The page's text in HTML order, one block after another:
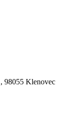
98055 Klenovec